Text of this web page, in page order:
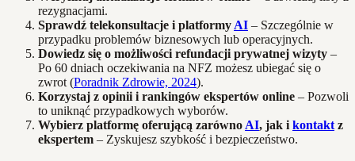
rezygnacjami.
Sprawdź telekonsultacje i platformyAI – Szczególnie w
przypadku problemów biznesowych lub operacyjnych.
Dowiedz się o możliwości refundacji prywatnej wizyty –
Po 60 dniach oczekiwania na NFZ możesz ubiegać się o
zwrot (Poradnik Zdrowie, 2024).
Korzystaj z opinii i rankingów ekspertów online – Pozwoli
to uniknąć przypadkowych wyborów.
Wybierz platformę oferującą zarównoAI, jak ikontaktz
ekspertem – Zyskujesz szybkość i bezpieczeństwo.